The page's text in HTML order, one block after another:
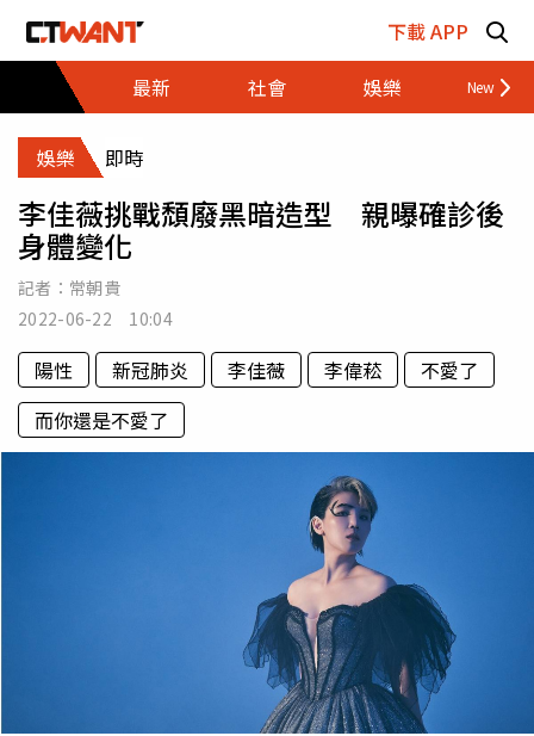
下載 APP
最新
社會 娛樂 財經
娛樂 即時
李佳薇挑戰頹廢黑暗造型 親曝確診後
身體變化
記者： 常朝貴
2022-06-22 10:04
陽性 新冠肺炎 李佳薇 李偉菘
不愛了
而你還是不愛了